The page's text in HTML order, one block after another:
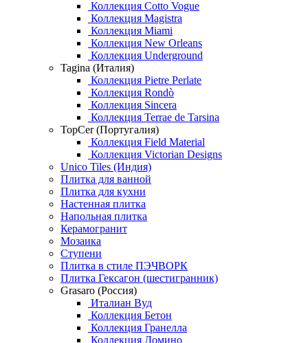
Коллекция Cotto Vogue
Коллекция Magistra
Коллекция Miami
Коллекция New Orleans
Коллекция Underground
Tagina (Италия)
Коллекция Pietre Perlate
Коллекция Rondò
Коллекция Sincera
Коллекция Terrae de Tarsina
TopCer (Португалия)
Коллекция Field Material
Коллекция Victorian Designs
Unico Tiles (Индия)
Плитка для ванной
Плитка для кухни
Настенная плитка
Напольная плитка
Керамогранит
Мозаика
Ступени
Плитка в стиле ПЭЧВОРК
Плитка Гексагон (шестигранник)
Grasaro (Россия)
Италиан Вуд
Коллекция Бетон
Коллекция Гранелла
Коллекция Домино